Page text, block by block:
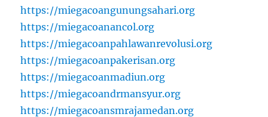
https://miegacoangunungsahari.org
https://miegacoanancol.org
https://miegacoanpahlawanrevolusi.org
https://miegacoanpakerisan.org
https://miegacoanmadiun.org
https://miegacoandrmansyur.org
https://miegacoansmrajamedan.org